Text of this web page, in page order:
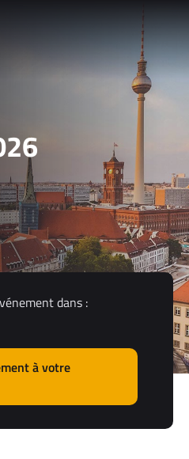
dans :
à votre